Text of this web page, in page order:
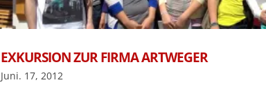
EXKURSION ZUR FIRMA ARTWEGER
Juni. 17, 2012